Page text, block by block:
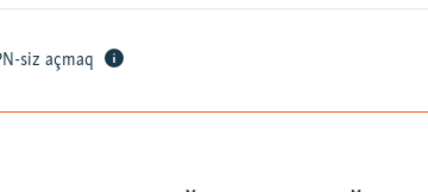
siz açmaq